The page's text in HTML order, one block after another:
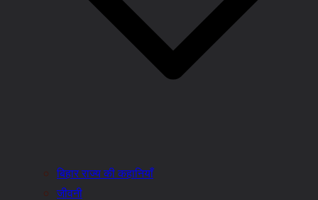
बिहार राज्य की कहानियाँ
जीवनी